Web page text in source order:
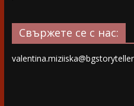
Свържете се с нас: